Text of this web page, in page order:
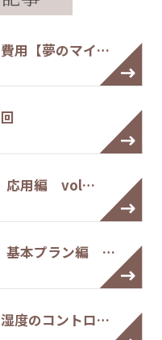
用【夢のマイ…
応用編 vol…
基本プラン編 …
度のコントロ…